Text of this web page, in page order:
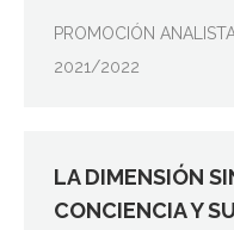
PROMOCIÓN
2021/2022
LA DIMENSIÓN
CONCIENCIA Y